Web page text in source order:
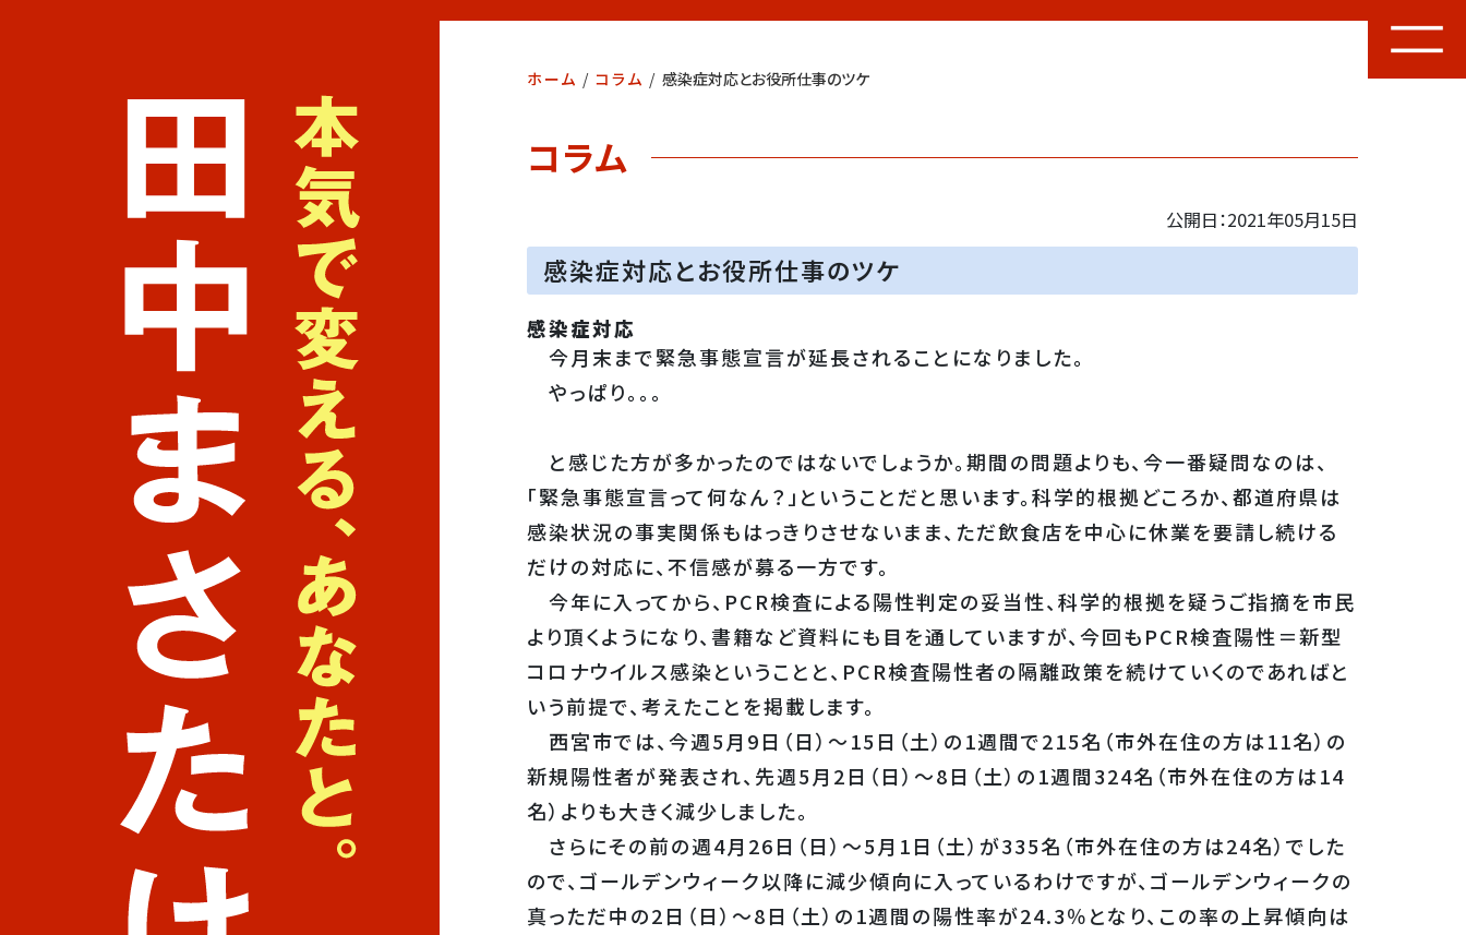
ホーム /コラム /感染症対応とお役所仕事のツケ
コラム
公開日：2021年05月15日
感染症対応とお役所仕事のツケ
感染症対応
今月末まで緊急事態宣言が延長されることになりました。
やっぱり。。。
と感じた方が多かったのではないでしょうか。期間の問題よりも、今一番疑問なのは、
「緊急事態宣言って何なん？」ということだと思います。科学的根拠どころか、都道府県は
感染状況の事実関係もはっきりさせないまま、ただ飲食店を中心に休業を要請し続ける
だけの対応に、不信感が募る一方です。
今年に入ってから、PCR検査による陽性判定の妥当性、科学的根拠を疑うご指摘を市民
より頂くようになり、書籍など資料にも目を通していますが、今回もPCR検査陽性＝新型
コロナウイルス感染ということと、PCR検査陽性者の隔離政策を続けていくのであればと
いう前提で、考えたことを掲載します。
西宮市では、今週5月9日（日）～15日（土）の1週間で215名（市外在住の方は11名）の
新規陽性者が発表され、先週5月2日（日）～8日（土）の1週間324名（市外在住の方は14
名）よりも大きく減少しました。
さらにその前の週4月26日（日）～5月1日（土）が335名（市外在住の方は24名）でした
ので、ゴールデンウィーク以降に減少傾向に入っているわけですが、ゴールデンウィークの
真っただ中の2日（日）～8日（土）の1週間の陽性率が24.3％となり、この率の上昇傾向は